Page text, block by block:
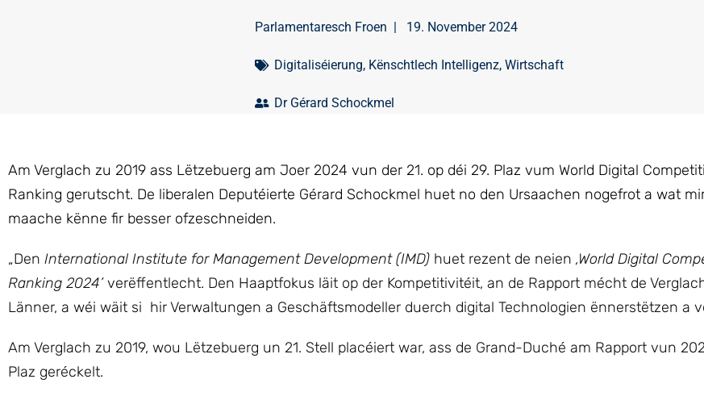
Parlamentaresch Froen | 19. November 2024
Digitaliséierung, Kënschtlech Intelligenz, Wirtschaft
Dr Gérard Schockmel
Am Verglach zu 2019 ass Lëtzebuerg am Joer 2024 vun der 21. op déi 29. Plaz vum World Digital
Ranking gerutscht. De liberalen Deputéierte Gérard Schockmel huet no den Ursaachen nogefrot a wat
maache kënne fir besser ofzeschneiden.
„Den International Institute for Management Development (IMD) huet rezent de neien ‚World Digital
Ranking 2024’verëffentlecht. Den Haaptfokus läit op der Kompetitivitéit, an de Rapport mécht de
Länner, a wéi wäit si hir Verwaltungen a Geschäftsmodeller duerch digital Technologien ënnerstëtzen a
Am Verglach zu 2019, wou Lëtzebuerg un 21. Stell placéiert war, ass de Grand-Duché am Rapport vun
Plaz geréckelt.